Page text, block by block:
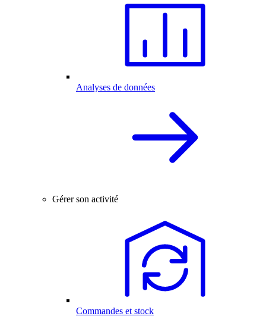
Analyses de données
Gérer son activité
Commandes et stock